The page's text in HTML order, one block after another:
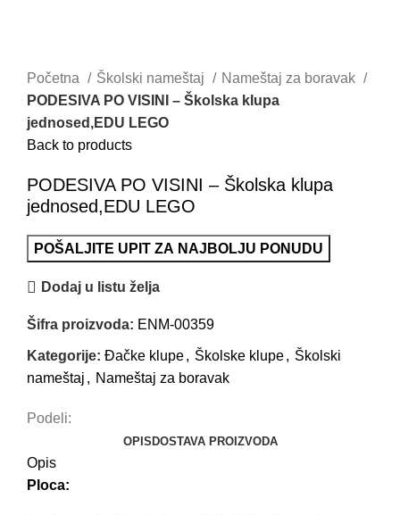
Početna Školski nameštaj
Nameštaj za boravak
PODESIVA PO VISINI – Školska klupa
jednosed,EDU LEGO
Back to products
PODESIVA PO VISINI – Školska klupa
jednosed,EDU LEGO
POŠALJITE UPIT ZA NAJBOLJU PONUDU
Dodaj u listu želja
Šifra proizvoda: ENM-00359
Kategorije: Đačke klupe, Školske klupe, Školski
nameštaj , Nameštaj za boravak
Podeli:
OPIS DOSTAVA PROIZVODA
Opis
Ploca: